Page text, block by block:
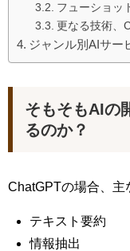
フューショッ
更なる技術、
ジャンル別AIサー
そもそもAIの
るのか？
ChatGPTの場合、主
テキスト要約
情報抽出